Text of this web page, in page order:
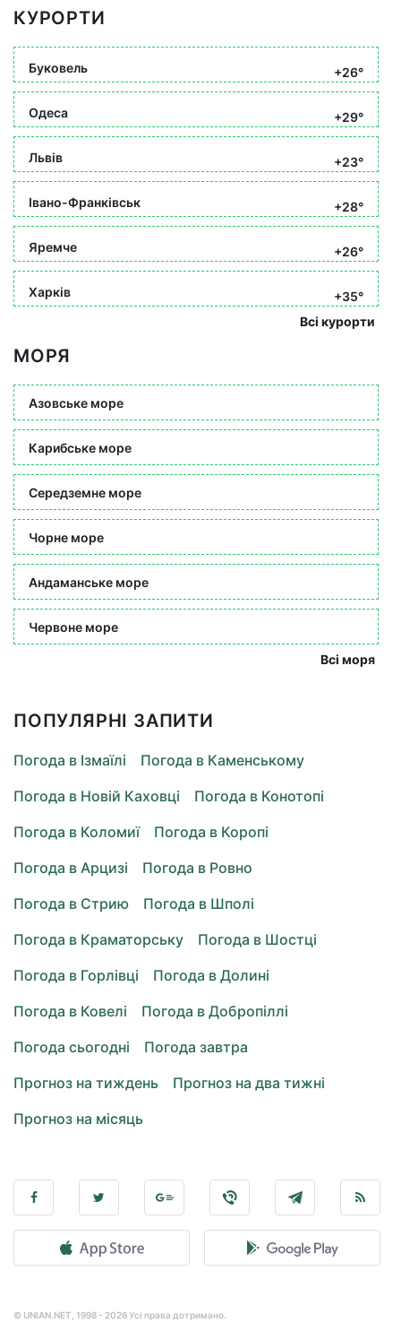
КУРОРТИ
Буковель +26°
Одеса +29°
Львів +23°
Івано-Франківськ +28°
Яремче +26°
Харків
+35°
Всі курорти
МОРЯ
Азовське море
Карибське море
Середземне море
Чорне море
Андаманське море
Червоне море
Всі моря
ПОПУЛЯРНІ ЗАПИТИ
Погода в Ізмаїлі
Погода в Каменському
Погода в Новій Каховці
Погода в Конотопі
Погода в Коломиї
Погода в Коропі
Погода в Арцизі
Погода в Ровно
Погода в Стрию
Погода в Шполі
Погода в Краматорську
Погода в Шостці
Погода в Горлівці
Погода в Долині
Погода в Ковелі
Погода в Добропіллі
Погода сьогодні
Погода завтра
Прогноз на тиждень
Прогноз на два тижні
Прогноз на місяць
© UNIAN.NET, 1998 - 2026 Усі права дотримано.